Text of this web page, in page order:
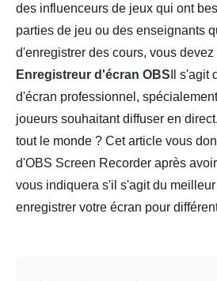
des influenceurs de jeux qui ont
parties de jeu ou des enseignants
d'enregistrer des cours, vous
Enregistreur d'écran OBS Il s'agit
d'écran professionnel,
joueurs souhaitant diffuser en
tout le monde ? Cet article vous
d'OBS Screen Recorder après
vous indiquera s'il s'agit du
enregistrer votre écran pour